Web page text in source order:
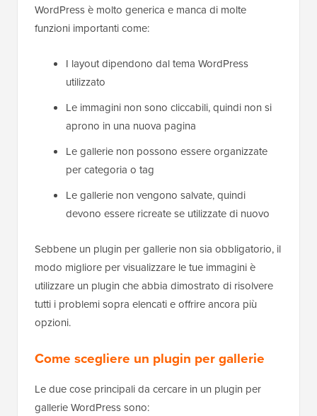
WordPress è molto generica e manca di molte
funzioni importanti come:
I layout dipendono dal tema WordPress
utilizzato
Le immagini non sono cliccabili, quindi non si
aprono in una nuova pagina
Le gallerie non possono essere organizzate
per categoria o tag
Le gallerie non vengono salvate, quindi
devono essere ricreate se utilizzate di nuovo
Sebbene un plugin per gallerie non sia obbligatorio, il
modo migliore per visualizzare le tue immagini è
utilizzare un plugin che abbia dimostrato di risolvere
tutti i problemi sopra elencati e offrire ancora più
opzioni.
Come scegliere un plugin per gallerie
Le due cose principali da cercare in un plugin per
gallerie WordPress sono: